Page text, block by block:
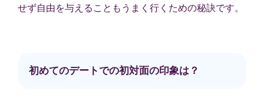
せず自由を与えることもうまく行くための秘訣です。
初めてのデートでの初対面の印象は？